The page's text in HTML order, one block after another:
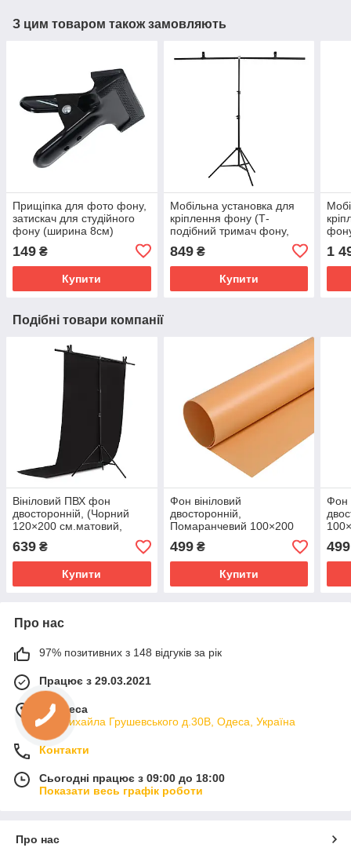
З цим товаром також замовляють
Прищіпка для фото фону,
затискач для студійного
фону (ширина 8см)
149 ₴
Купити
Мобільна установка для
кріплення фону (Т-
подібний тримач фону,
прищіпками)
849₴
Купити
1
Подібні товари компанії
Вініловий ПВХ фон
двосторонній, (Чорний
120×200 см.матовий,
глянцевий)
639 ₴
Купити
Фон вініловий
двосторонній,
Помаранчевий 100×200
см ПВХ (матовий)
499₴
Купити
Фон
499
Про нас
97% позитивних з 148 відгуків за рік
Працює з 29.03.2021
м. Одеса
вул.Михайла Грушевського д.30В, Одеса, Україна
Контакти
Сьогодні працює з 09:00 до 18:00
Показати весь графік роботи
Про нас